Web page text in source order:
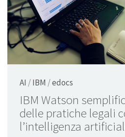
AI /IBM /edocs
IBM Watson
delle pratiche legali
l’intelligenza